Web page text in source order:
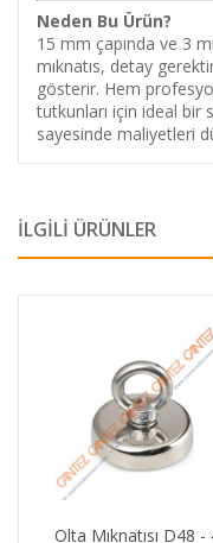
Neden Bu Ürün?
15 mm çapında ve 3
mıknatıs, detay
gösterir. Hem
tutkunları için ideal bir
sayesinde maliyetleri
İLGİLİ ÜRÜNLER
Olta Mıknatısı D48 -